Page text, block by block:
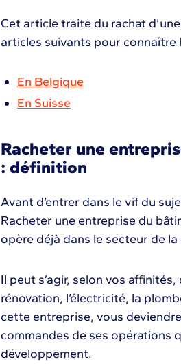
Cet article traite du rachat
articles suivants pour connaître
En Belgique
En Suisse
Racheter une
: définition
Avant d’entrer dans le vif du
Racheter une entreprise du
opère déjà dans le secteur de
Il peut s’agir, selon vos
rénovation, l’électricité, la
cette entreprise, vous
commandes de ses opérations
développement.